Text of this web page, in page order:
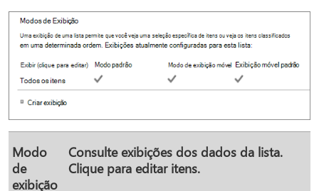
Modo
de
exibição
Consulte exibições dos dados da lista.
Clique para editar itens.